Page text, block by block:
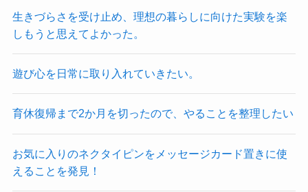
生きづらさを受け止め、理想の暮らしに向けた実験を楽
しもうと思えてよかった。
遊び心を日常に取り入れていきたい。
育休復帰まで2か月を切ったので、やることを整理したい
お気に入りのネクタイピンをメッセージカード置きに使
えることを発見！